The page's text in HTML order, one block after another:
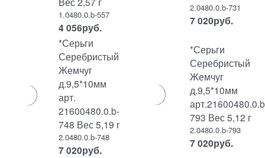
1.0480.0.b-557
4 056руб.
2.0480.0.b-731
7 020руб.
*Серьги
Серебристый
Жемчуг
д.9,5*10мм
арт.
21600480.0.b-
748 Вес 5,19 г
2.0480.0.b-748
7 020руб.
*Серьги
Серебристый
Жемчуг
д.9,5*10мм
793 Вес 5,12 г
2.0480.0.b-793
7 020руб.